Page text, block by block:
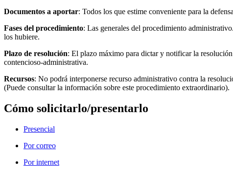
Documentos a aportar: Todos los que estime conveniente para la
Fases del procedimiento: Las generales del procedimiento
los hubiere.
Plazo de resolución: El plazo máximo para dictar y notificar la
contencioso-administrativa.
Recursos: No podrá interponerse recurso administrativo contra la
(Puede consultar la información sobre este procedimiento extraordinario).
Cómo solicitarlo/presentarlo
Presencial
Por correo
Por internet